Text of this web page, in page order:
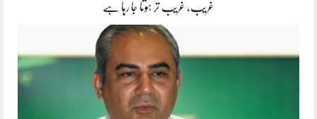
غریب، غریب تر ہوتا جا رہا ہے